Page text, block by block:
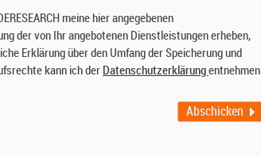
meine hier angegebenen
der von Ihr angebotenen Dienstleistungen erheben,
Erklärung über den Umfang der Speicherung und
kann ich der Datenschutzerklärungentnehmen
Abschicken